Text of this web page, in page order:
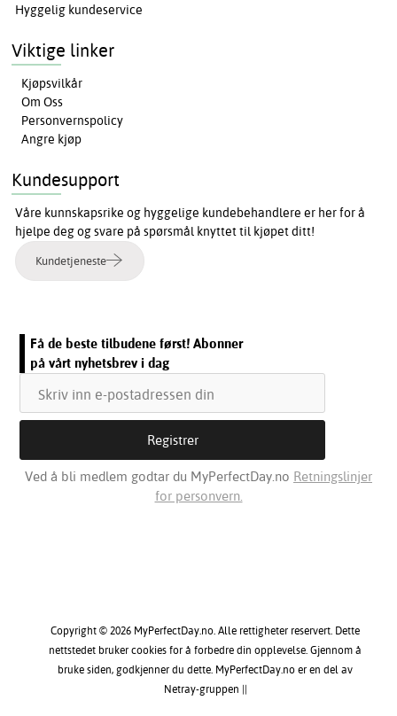
Hyggelig kundeservice
Viktige linker
Kjøpsvilkår
Om Oss
Personvernspolicy
Angre kjøp
Kundesupport
Våre kunnskapsrike og hyggelige kundebehandlere er her for å
hjelpe deg og svare på spørsmål knyttet til kjøpet ditt!
Kundetjeneste
Få de beste tilbudene først! Abonner
på vårt nyhetsbrev i dag
Ved å bli medlem godtar du MyPerfectDay.no Retningslinjer
for personvern.
Copyright © 2026 MyPerfectDay.no. Alle rettigheter reservert. Dette
nettstedet bruker cookies for å forbedre din opplevelse. Gjennom å
bruke siden, godkjenner du dette. MyPerfectDay.no er en del av
Netray-gruppen ||